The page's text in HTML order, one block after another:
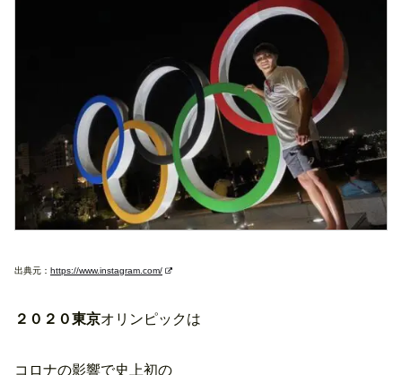
出典元： https://www.instagram.com/
２０２０東京オリンピックは
コロナの影響で史上初の